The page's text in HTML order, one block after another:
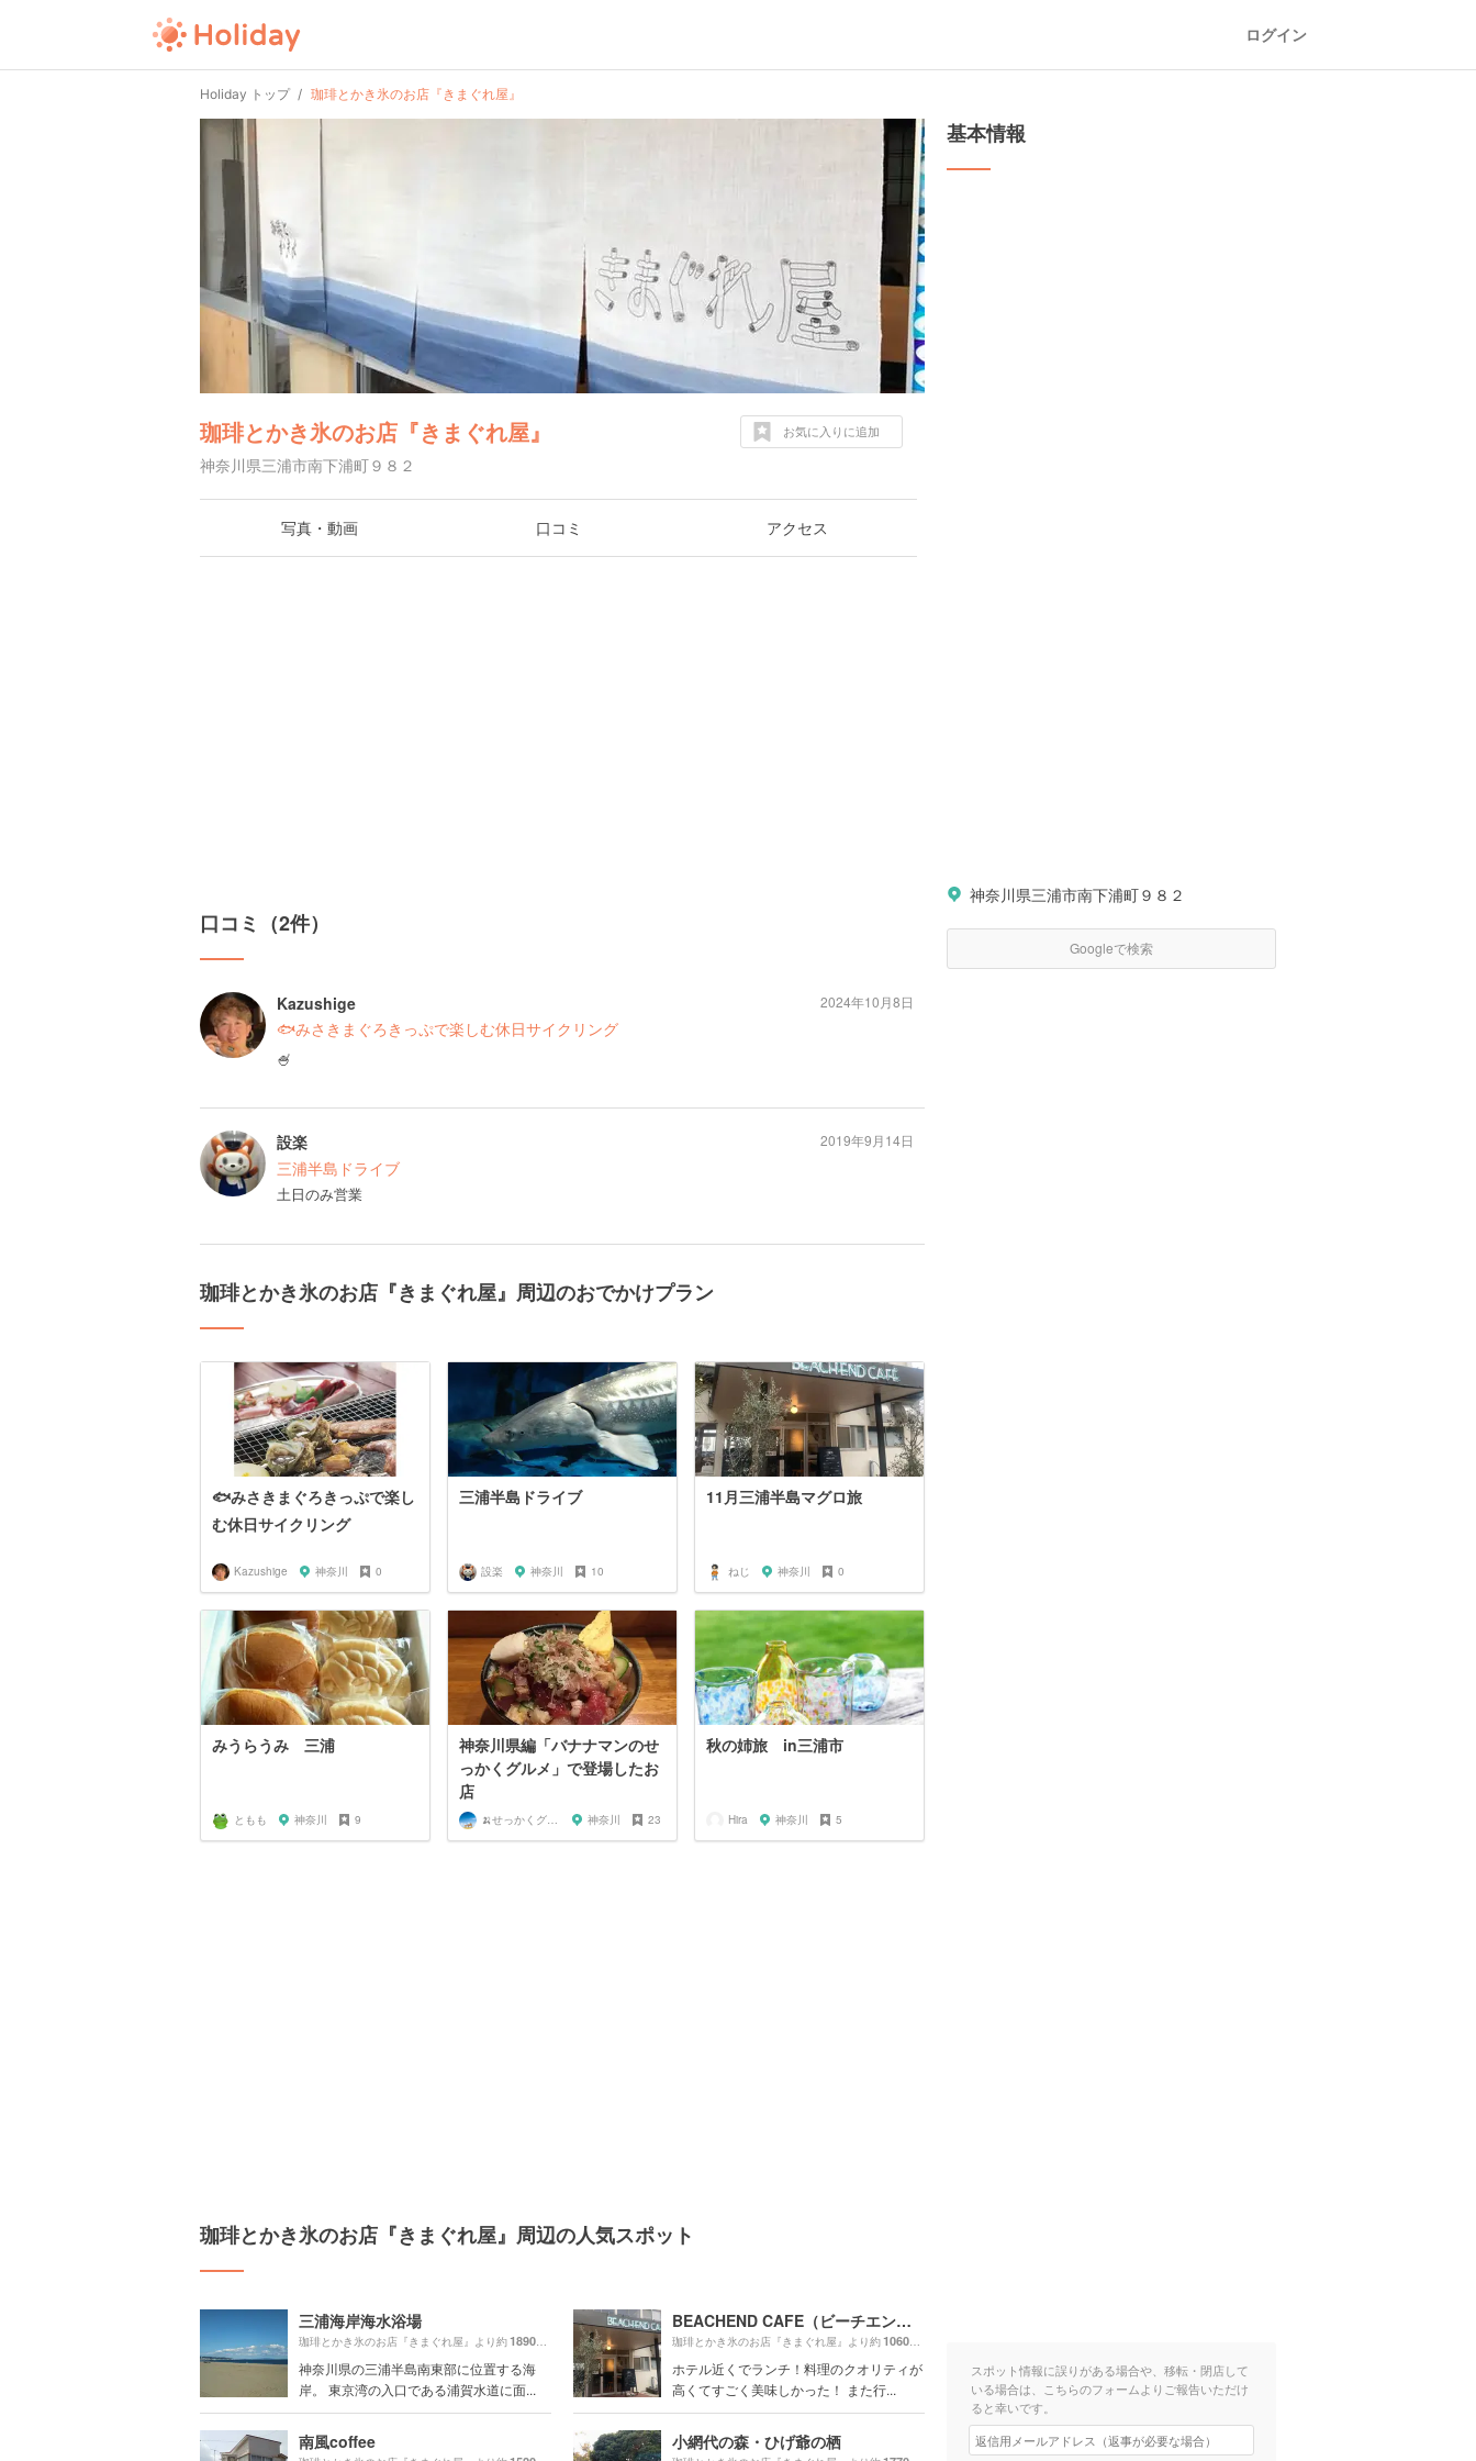
ログイン
Holiday トップ 珈琲とかき氷のお店『きまぐれ屋』
珈琲とかき氷のお店『きまぐれ屋』
神奈川県三浦市南下浦町９８２
お気に入りに追加
写真・動画 口コミ アクセス
口コミ（2件）
Kazushige
🐟みさきまぐろきっぷで楽しむ休日サイクリング
🍧
2024年10月8日
設楽
三浦半島ドライブ
土日のみ営業
2019年9月14日
珈琲とかき氷のお店『きまぐれ屋』周辺のおでかけプラン
🐟みさきまぐろきっぷで楽し
む休日サイクリング
Kazushige 神奈川 0
三浦半島ドライブ
設楽 神奈川 10
11月三浦半島マグロ旅
ねじ 神奈川 0
みうらうみ 三浦
ともも 神奈川 9
神奈川県編「バナナマンのせ
っかくグルメ」で登場したお
店
🍌せっかくグルメまにあ🍌 神奈川 23
秋の姉旅 in三浦市
Hira 神奈川 5
珈琲とかき氷のお店『きまぐれ屋』周辺の人気スポット
三浦海岸海水浴場
珈琲とかき氷のお店『きまぐれ屋』より約1890m （徒歩32分）
神奈川県の三浦半島南東部に位置する海
岸。 東京湾の入口である浦賀水道に面...
BEACHEND CAFE（ビーチエンド カフェ）
珈琲とかき氷のお店『きまぐれ屋』より約1060m
ホテル近くでランチ！料理のクオリティが
高くてすごく美味しかった！ また行...
南風coffee 小網代の森・ひげ爺の栖
基本情報
神奈川県三浦市南下浦町９８２
Googleで検索
スポット情報に誤りがある場合や、移転・閉店して
いる場合は、こちらのフォームよりご報告いただけ
ると幸いです。